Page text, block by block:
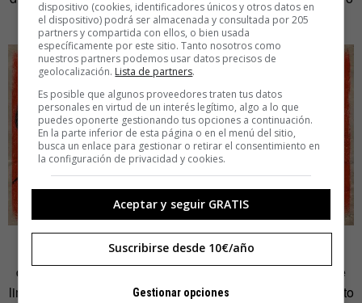
el podcast intenta abarcar todas las ramas».
Sin embargo, resulta llamativo que un proyecto que se
dirige a profesionales de la imagen prescinda de ella y se
limite a la voz. «Hay dos razones de por qué elegí el formato
dispositivo (cookies, identificadores únicos y otros datos en
el dispositivo) podrá ser almacenada y consultada por 205
partners y compartida con ellos, o bien usada
específicamente por este sitio. Tanto nosotros como
nuestros partners podemos usar datos precisos de
geolocalización. Lista de partners.
Es posible que algunos proveedores traten tus datos
personales en virtud de un interés legítimo, algo a lo que
puedes oponerte gestionando tus opciones a continuación.
En la parte inferior de esta página o en el menú del sitio,
busca un enlace para gestionar o retirar el consentimiento en
la configuración de privacidad y cookies.
Aceptar y seguir GRATIS
Suscribirse desde 10€/año
Gestionar opciones